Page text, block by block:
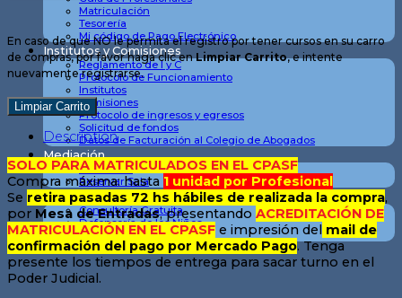
Matriculación
Tesorería
Mi código de Pago Electrónico
Institutos y Comisiones
Reglamento de I y C
Protocolo de Funcionamiento
Institutos
Comisiones
Protocolo de ingresos y egresos
Solicitud de fondos
Datos de Facturación al Colegio de Abogados
Mediación
Mediación
Reservar Sala
Serv. a la Comunidad
Consultoría Gratuita
Defensoría de los Niños
Colegio Solidario
En caso de que NO le permita el registro por tener cursos en su carro
de compras, por favor haga clic enLimpiar Carrito, e intente
nuevamente registrarse.
Limpiar Carrito
Description
SOLO PARA MATRICULADOS EN EL CPASF
Compra máxima: hasta 1 unidad por Profesional
Se retira pasadas 72 hs hábiles de realizada la compra,
por Mesa de Entradas, presentando ACREDITACIÓN DE
MATRICULACIÓN EN EL CPASF e impresión del mail de
confirmación del pago por Mercado Pago. Tenga
presente los tiempos de entrega para sacar turno en el
Poder Judicial.